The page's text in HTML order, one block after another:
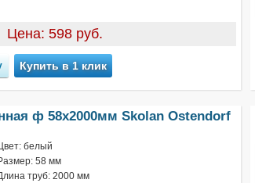
Цена: 598 руб.
Купить в 1 клик
ф 58х2000мм Skolan Ostendorf
белый
58 мм
труб: 2000 мм